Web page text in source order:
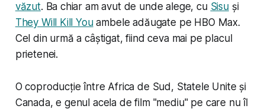
văzut. Ba chiar am avut de unde alege, cu Sisuși
They Will Kill Youambele adăugate pe HBO Max.
Cel din urmă a câștigat, fiind ceva mai pe placul
prietenei.
O coproducție între Africa de Sud, Statele Unite și
Canada, e genul acela de film "mediu" pe care nu îl